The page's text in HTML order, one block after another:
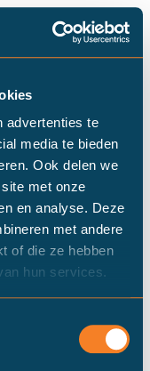
advertenties te
media te bieden
Ook delen we
met onze
en analyse. Deze
met andere
of die ze hebben
hun services.